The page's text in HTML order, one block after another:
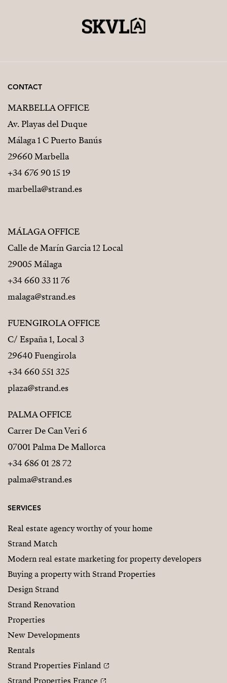
CONTACT
MARBELLA OFFICE
Av. Playas del Duque
Málaga 1 C Puerto Banús
29660 Marbella
+34 676 90 15 19
marbella@strand.es
MÁLAGA OFFICE
Calle de Marín Garcia 12 Local
29005 Málaga
+34 660 33 11 76
malaga@strand.es
FUENGIROLA OFFICE
C/ España 1, Local 3
29640 Fuengirola
+34 660 551 325
plaza@strand.es
PALMA OFFICE
Carrer De Can Veri 6
07001 Palma De Mallorca
+34 686 01 28 72
palma@strand.es
SERVICES
Real estate agency worthy of your home
Strand Match
Modern real estate marketing for property developers
Buying a property with Strand Properties
Design Strand
Strand Renovation
Properties
New Developments
Rentals
Strand Properties Finland
Strand Properties France